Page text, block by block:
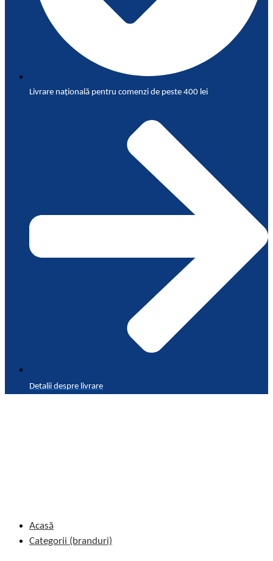
Livrare națională pentru comenzi de peste 400 lei
Detalii despre livrare
Acasă
Categorii (branduri)